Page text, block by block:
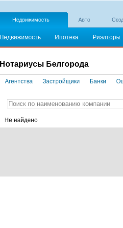
Недвижимость Авто
Недвижимость Ипотека Риэлторы
Нотариусы Белгорода
Агентства Застройщики Банки
Не найдено